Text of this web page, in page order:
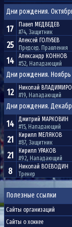
Дни рождения.
17 Павел МЕДВЕДЕВ
#74, Защитник
25 Алексей ГОЛУБЕВ
Председ. Правления
14 Александр КОННОВ
#52, Нападающий
Дни рождения. Ноябрь
12 Николай
#19, Нападающий
Дни рождения.
14 Дмитрий МАРКОВИН
#15, Нападающий
21 Кирилл МЕЛЯКОВ
#87, Защитник
21 Кирилл УРАКОВ
#92, Нападающий
8 Николай ВОЕВОДИН
Тренер
Полезные ссылки